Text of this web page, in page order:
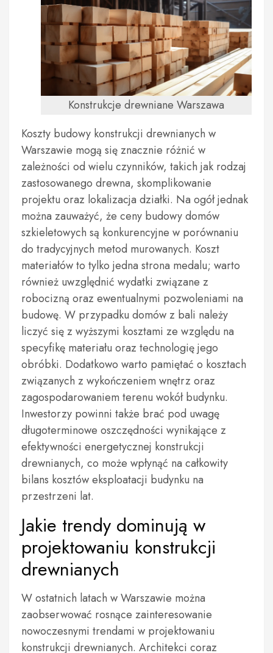
Konstrukcje drewniane Warszawa
Koszty budowy konstrukcji drewnianych w
Warszawie mogą się znacznie różnić w
zależności od wielu czynników, takich jak rodzaj
zastosowanego drewna, skomplikowanie
projektu oraz lokalizacja działki. Na ogół jednak
można zauważyć, że ceny budowy domów
szkieletowych są konkurencyjne w porównaniu
do tradycyjnych metod murowanych. Koszt
materiałów to tylko jedna strona medalu; warto
również uwzględnić wydatki związane z
robocizną oraz ewentualnymi pozwoleniami na
budowę. W przypadku domów z bali należy
liczyć się z wyższymi kosztami ze względu na
specyfikę materiału oraz technologię jego
obróbki. Dodatkowo warto pamiętać o kosztach
związanych z wykończeniem wnętrz oraz
zagospodarowaniem terenu wokół budynku.
Inwestorzy powinni także brać pod uwagę
długoterminowe oszczędności wynikające z
efektywności energetycznej konstrukcji
drewnianych, co może wpłynąć na całkowity
bilans kosztów eksploatacji budynku na
przestrzeni lat.
Jakie trendy dominują w
projektowaniu konstrukcji
drewnianych
W ostatnich latach w Warszawie można
zaobserwować rosnące zainteresowanie
nowoczesnymi trendami w projektowaniu
konstrukcji drewnianych. Architekci coraz